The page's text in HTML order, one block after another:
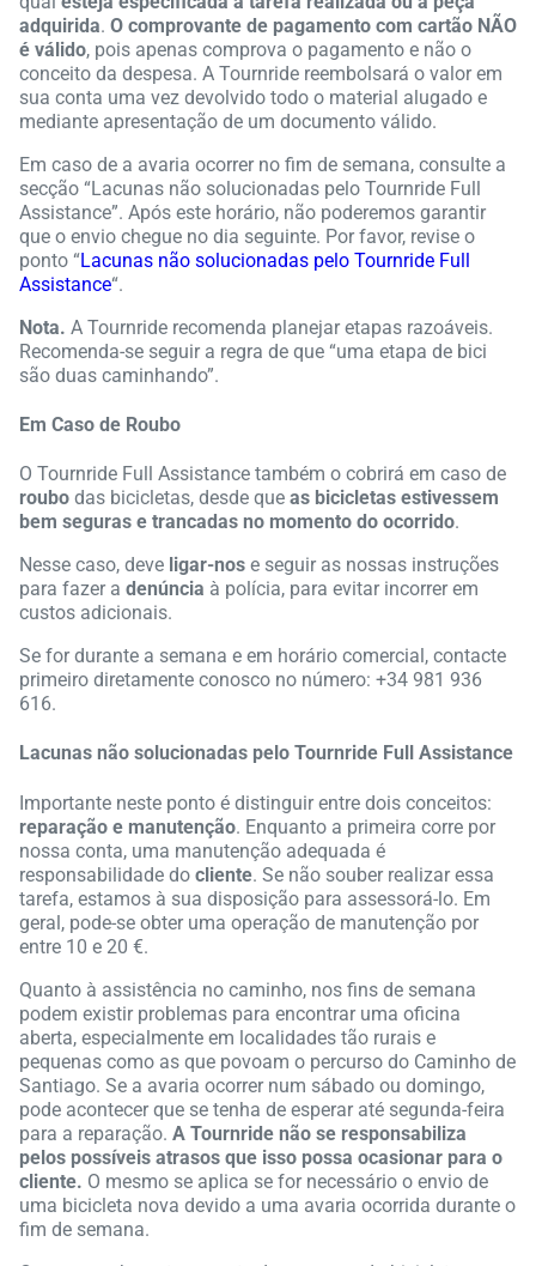
adquirida. O comprovante de pagamento com cartão NÃO
é válido, pois apenas comprova o pagamento e não o
conceito da despesa. A Tournride reembolsará o valor em
sua conta uma vez devolvido todo o material alugado e
mediante apresentação de um documento válido.
Em caso de a avaria ocorrer no fim de semana, consulte a
secção “Lacunas não solucionadas pelo Tournride Full
Assistance”. Após este horário, não poderemos garantir
que o envio chegue no dia seguinte. Por favor, revise o
ponto “Lacunas não solucionadas pelo Tournride Full
Assistance“.
Nota. A Tournride recomenda planejar etapas razoáveis.
Recomenda-se seguir a regra de que “uma etapa de bici
são duas caminhando”.
Em Caso de Roubo
O Tournride Full Assistance também o cobrirá em caso de
roubo das bicicletas, desde que as bicicletas estivessem
bem seguras e trancadas no momento do ocorrido.
Nesse caso, deve ligar-nos e seguir as nossas instruções
para fazer a denúncia à polícia, para evitar incorrer em
custos adicionais.
Se for durante a semana e em horário comercial, contacte
primeiro diretamente conosco no número: +34 981 936
616.
Lacunas não solucionadas pelo Tournride Full Assistance
Importante neste ponto é distinguir entre dois conceitos:
reparação e manutenção. Enquanto a primeira corre por
nossa conta, uma manutenção adequada é
responsabilidade do cliente. Se não souber realizar essa
tarefa, estamos à sua disposição para assessorá-lo. Em
geral, pode-se obter uma operação de manutenção por
entre 10 e 20 €.
Quanto à assistência no caminho, nos fins de semana
podem existir problemas para encontrar uma oficina
aberta, especialmente em localidades tão rurais e
pequenas como as que povoam o percurso do Caminho de
Santiago. Se a avaria ocorrer num sábado ou domingo,
pode acontecer que se tenha de esperar até segunda-feira
para a reparação. A Tournride não se responsabiliza
pelos possíveis atrasos que isso possa ocasionar para o
cliente. O mesmo se aplica se for necessário o envio de
uma bicicleta nova devido a uma avaria ocorrida durante o
fim de semana.